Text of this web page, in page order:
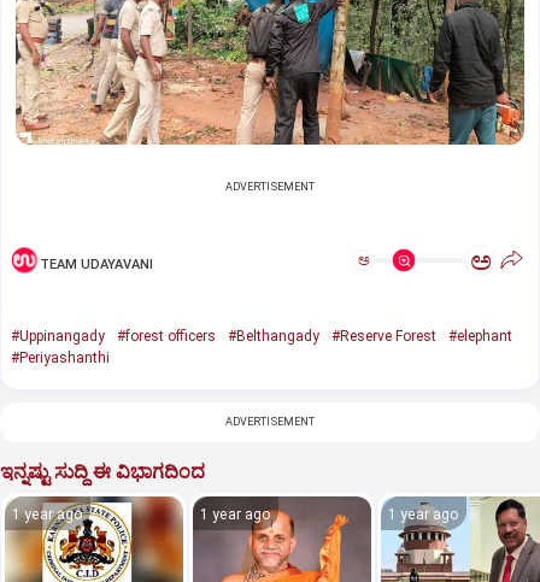
ADVERTISEMENT
TEAM UDAYAVANI ಅ ಅ
#Uppinangady #forest officers #Belthangady #Reserve Forest
#elephant
#Periyashanthi
ADVERTISEMENT
ಇನ್ನಷ್ಟು ಸುದ್ದಿ ಈ ವಿಭಾಗದಿಂದ
1 year ago 1 year ago 1 year ago